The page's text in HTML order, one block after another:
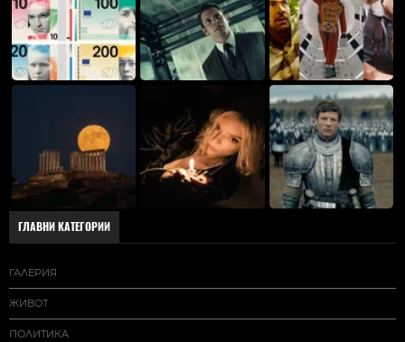
ГЛАВНИ КАТЕГОРИИ
ГАЛЕРИЯ
ЖИВОТ
ПОЛИТИКА